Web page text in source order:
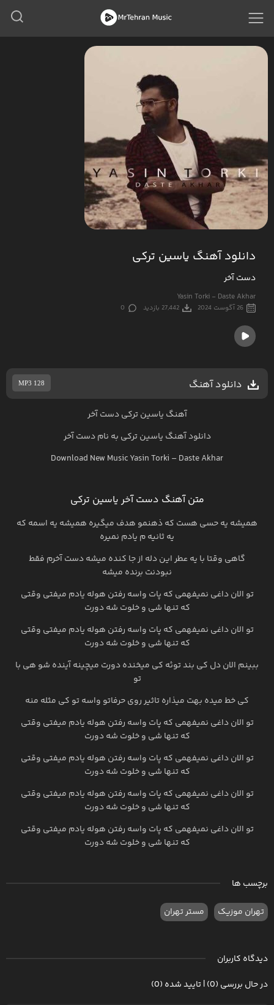
دانلود آهنگ یاسین ترکی
دست آخر
Yasin Torki - Daste Akhar
26 آگوست 2024 27,442 بازدید 0
دانلود آهنگ MP3 128
آهنگ یاسین ترکی دست آخر
دانلود آهنگ یاسین ترکی به نامدست آخر
Download New MusicYasin Torki – Daste Akhar
متن آهنگ دست آخر یاسین ترکی
همیشه یه حسی هست که ذهنمو هدف میگیره همیشه یه اسمه که
یه ثانیه م یادم نمیره
گاهی وقتا با یه عطر این دله از جا کنده میشه دست آخرم فقط
نبودنت برنده میشه
تو الان داغی نمیفهمی که پات واسه رفتن هوله یادم میفتی وقتی
که تنها شی و خلوت شه دورت
تو الان داغی نمیفهمی که پات واسه رفتن هوله یادم میفتی وقتی
که تنها شی و خلوت شه دورت
ببینم الان دل کی بند توئه کی میخنده دورت میچینه آینده شو هی با
تو
کی خط میده بهت میذاره تاثیر روی حرفاتو واسه تو کی مثله منه
تو الان داغی نمیفهمی که پات واسه رفتن هوله یادم میفتی وقتی
که تنها شی و خلوت شه دورت
تو الان داغی نمیفهمی که پات واسه رفتن هوله یادم میفتی وقتی
که تنها شی و خلوت شه دورت
تو الان داغی نمیفهمی که پات واسه رفتن هوله یادم میفتی وقتی
که تنها شی و خلوت شه دورت
تو الان داغی نمیفهمی که پات واسه رفتن هوله یادم میفتی وقتی
که تنها شی و خلوت شه دورت
برچسب ها
تهران موزیک مستر تهران
دیدگاه کاربران
در حال بررسی (0) | تایید شده (0)